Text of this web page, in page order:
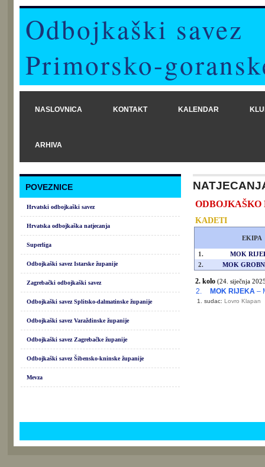
Odbojkaški savez
Primorsko-
NASLOVNICA KONTAKT KALENDAR
ARHIVA
POVEZNICE
Hrvatski odbojkaški savez
Hrvatska odbojkaška natjecanja
Superliga
Odbojkaški savez Istarske županije
Zagrebački odbojkaški savez
Odbojkaški savez Splitsko-dalmatinske županije
Odbojkaški savez Varaždinske županije
Odbojkaški savez Zagrebačke županije
Odbojkaški savez Šibensko-kninske županije
Mevza
ODBOJKAŠKO
KADETI
EKIPA
1.
MOK
2.
MOK
2. kolo (24. siječnja
2. MOK RIJEKA–
1. sudac: Lovro Klapan